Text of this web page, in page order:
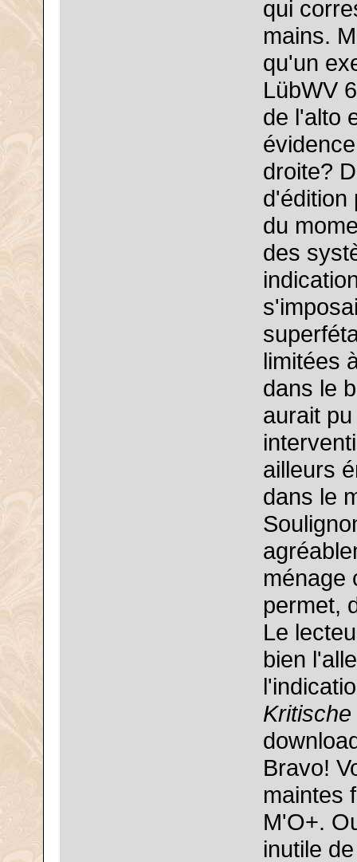
qui
mains.
qu'un
LübWV
de l'alto
droite?
d'édition
du
des
limitées
dans le
aurait
ailleurs
dans le
ménage
permet,
Le
bien
Bravo!
maintes
M'O+.
inutile